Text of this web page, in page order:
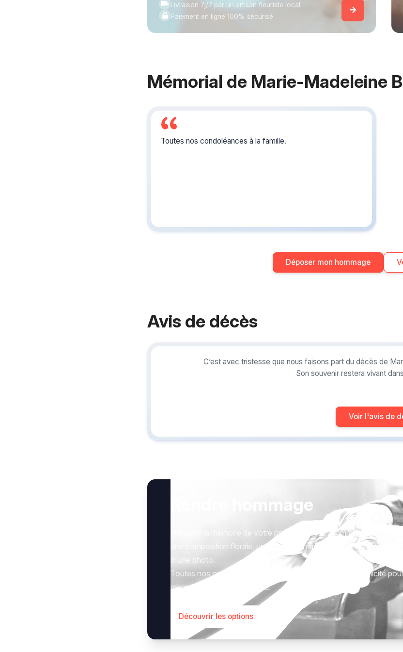
Livraison 7j/7 par un artisan fleuriste local
Paiement en ligne 100% sécurisé
Mémorial de Marie-Madeleine
Toutes nos condoléances à la famille.
Déposer mon hommage
Avis de décès
C’est avec tristesse que nous faisons part du décès de
Son souvenir restera vivant
Voir l'avis de
Rendre hommage
Honorez la mémoire de votre proche avec un hommage qui vous
une composition florale, une plaque, un arbre, ou encore un
d'une photo.
Toutes nos options sont présentées avec respect et simplicité
marquer le geste qui compte.
Découvrir les options